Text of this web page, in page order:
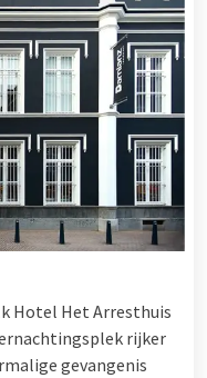
Hotel Het Arresthuis
rijker
gevangenis